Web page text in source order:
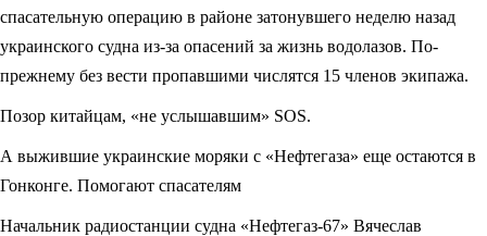
спасательную операцию в районе затонувшего неделю назад
украинского судна из-за опасений за жизнь водолазов. По-
прежнему без вести пропавшими числятся 15 членов экипажа.
Позор китайцам, «не услышавшим» SOS.
А выжившие украинские моряки с «Нефтегаза» еще остаются в
Гонконге. Помогают спасателям
Начальник радиостанции судна «Нефтегаз-67» Вячеслав